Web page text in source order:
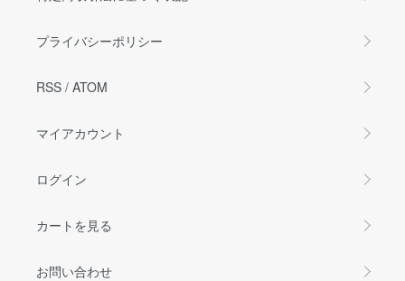
プライバシーポリシー
RSS / ATOM
マイアカウント
ログイン
カートを見る
お問い合わせ